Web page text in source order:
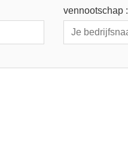
vennootschap :